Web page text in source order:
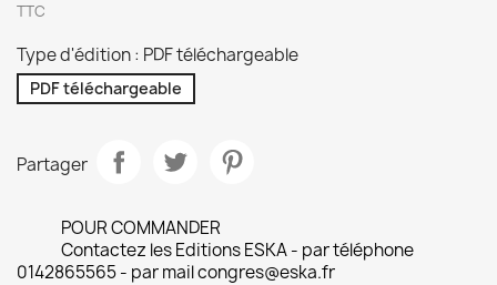
TTC
Type d'édition : PDF téléchargeable
PDF téléchargeable
Partager
POUR COMMANDER
Contactez les Editions ESKA - par téléphone
0142865565 - par mail congres@eska.fr